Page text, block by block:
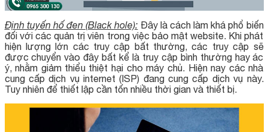
Định tuyến hố đen (Black hole): Đây là cách làm khá phổ biến
đối với các quản trị viên trong việc bảo mật website. Khi phát
hiện lượng lớn các truy cập bất thường, các truy cập sẽ
được chuyển vào đây bất kể là truy cập bình thường hay ác
ý, nhằm giảm thiểu thiệt hại cho máy chủ. Hiện nay các nhà
cung cấp dịch vụ internet (ISP) đang cung cấp dịch vụ này.
Tuy nhiên để thiết lập cần tốn nhiều thời gian và thiết bị.